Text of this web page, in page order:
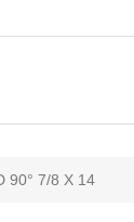
90° 7/8 X 14